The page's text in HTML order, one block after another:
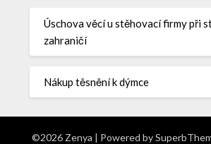
Úschova věcí u stěhovací firmy při
zahraničí
Nákup těsnění k dýmce
©2026 Zenya | Powered by